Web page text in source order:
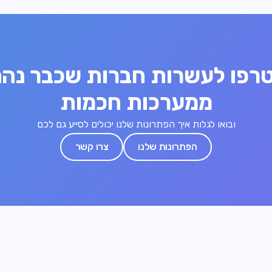
לעשרות חברות שכבר
ממערכות חכמות
ובואו לגלות איך הפתרונות שלנו יכולים לסייע גם לכם
הפתרונות שלנו
צרו קשר